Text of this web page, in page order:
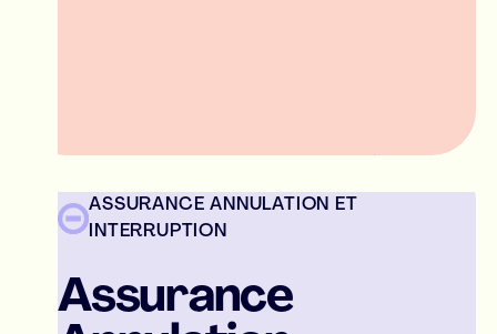
ASSURANCE ANNULATION ET
INTERRUPTION
Assurance